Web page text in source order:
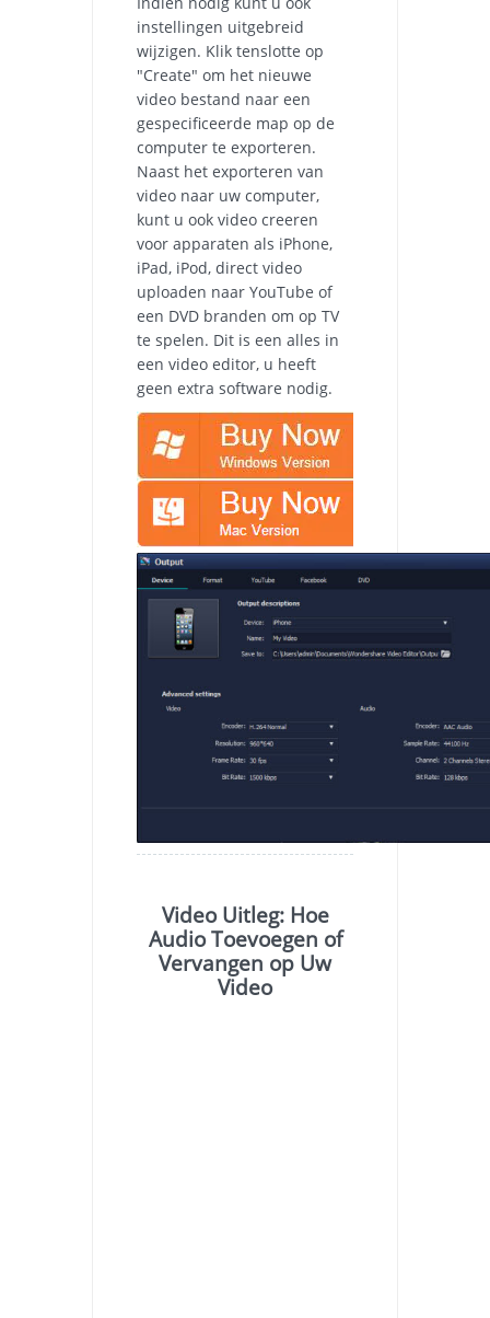
instellingen uitgebreid
wijzigen. Klik tenslotte op
"Create" om het nieuwe
video bestand naar een
gespecificeerde map op de
computer te exporteren.
Naast het exporteren van
video naar uw computer,
kunt u ook video creeren
voor apparaten als iPhone,
iPad, iPod, direct video
uploaden naar YouTube of
een DVD branden om op TV
te spelen. Dit is een alles in
een video editor, u heeft
geen extra software nodig.
Video Uitleg: Hoe
Audio Toevoegen of
Vervangen op Uw
Video